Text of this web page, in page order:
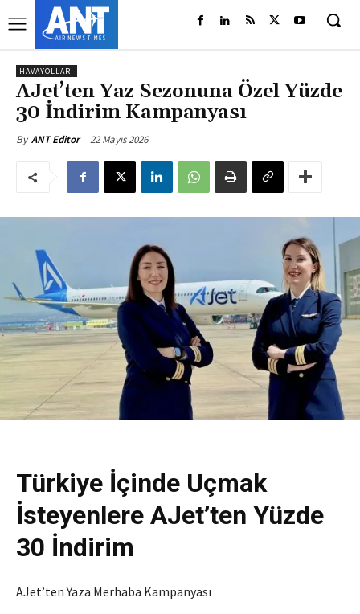
HAVAYOLLARI
AJet’ten Yaz Sezonuna Özel Yüzde
30 İndirim Kampanyası
By ANT Editor 22 Mayıs 2026
Türkiye İçinde Uçmak
İsteyenlere AJet’ten Yüzde
30 İndirim
AJet’ten Yaza Merhaba Kampanyası